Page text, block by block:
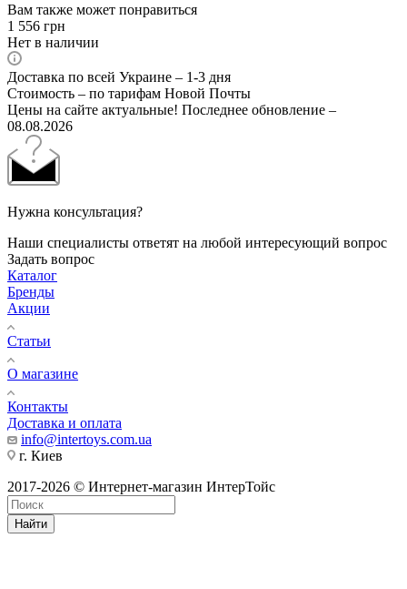
Вам также может понравиться
1 556 грн
Нет в наличии
Доставка по всей Украине – 1-3 дня
Стоимость – по тарифам Новой Почты
Цены на сайте актуальные! Последнее обновление –
08.08.2026
Нужна консультация?
Наши специалисты ответят на любой интересующий вопрос
Задать вопрос
Каталог
Бренды
Акции
Статьи
О магазине
Контакты
Доставка и оплата
info@intertoys.com.ua
г. Киев
2017-2026 © Интернет-магазин ИнтерТойс
Найти